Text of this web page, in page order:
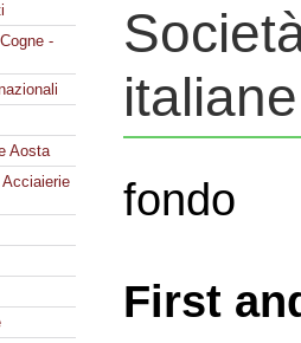
-
Aosta
italiane
fondo
First